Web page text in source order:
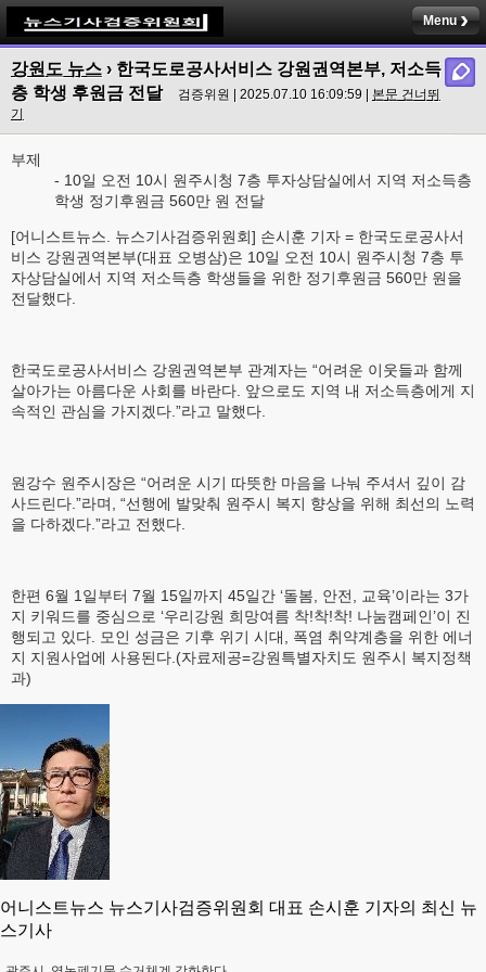
Menu
강원도 뉴스 › 한국도로공사서비스 강원권역본부, 저소득
층 학생 후원금 전달
검증위원 | 2025.07.10 16:09:59 | 본문 건너뛰
기
부제
- 10일 오전 10시 원주시청 7층 투자상담실에서 지역 저소득층
학생 정기후원금 560만 원 전달
[어니스트뉴스. 뉴스기사검증위원회] 손시훈 기자 = 한국도로공사서
비스 강원권역본부(대표 오병삼)은 10일 오전 10시 원주시청 7층 투
자상담실에서 지역 저소득층 학생들을 위한 정기후원금 560만 원을
전달했다.
한국도로공사서비스 강원권역본부 관계자는 “어려운 이웃들과 함께
살아가는 아름다운 사회를 바란다. 앞으로도 지역 내 저소득층에게 지
속적인 관심을 가지겠다.”라고 말했다.
원강수 원주시장은 “어려운 시기 따뜻한 마음을 나눠 주셔서 깊이 감
사드린다.”라며, “선행에 발맞춰 원주시 복지 향상을 위해 최선의 노력
을 다하겠다.”라고 전했다.
한편 6월 1일부터 7월 15일까지 45일간 ‘돌봄, 안전, 교육’이라는 3가
지 키워드를 중심으로 ‘우리강원 희망여름 착!착!착! 나눔캠페인’이 진
행되고 있다. 모인 성금은 기후 위기 시대, 폭염 취약계층을 위한 에너
지 지원사업에 사용된다.(자료제공=강원특별자치도 원주시 복지정책
과)
어니스트뉴스 뉴스기사검증위원회 대표 손시훈 기자의 최신 뉴
스기사